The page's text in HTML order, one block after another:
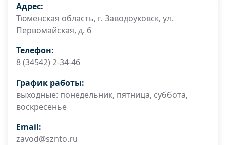
Адрес:
Тюменская область, г. Заводоуковск, ул.
Первомайская, д. 6
Телефон:
8 (34542) 2-34-46
График работы:
выходные: понедельник, пятница, суббота,
воскресенье
Email:
zavod@sznto.ru